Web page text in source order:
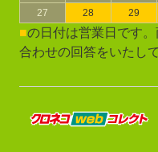
27
28 29
■の日付は営業日です
合わせの回答をいたし